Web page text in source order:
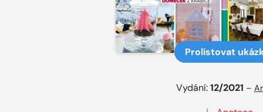
Prolistovat
Vydání:12/2021 –